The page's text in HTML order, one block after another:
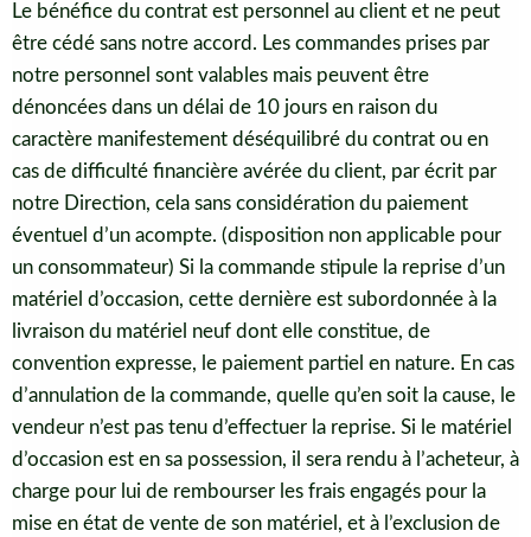
Le bénéfice du contrat est personnel au client et ne peut
être cédé sans notre accord. Les commandes prises par
notre personnel sont valables mais peuvent être
dénoncées dans un délai de 10 jours en raison du
caractère manifestement déséquilibré du contrat ou en
cas de difficulté financière avérée du client, par écrit par
notre Direction, cela sans considération du paiement
éventuel d’un acompte. (disposition non applicable pour
un consommateur) Si la commande stipule la reprise d’un
matériel d’occasion, cette dernière est subordonnée à la
livraison du matériel neuf dont elle constitue, de
convention expresse, le paiement partiel en nature. En cas
d’annulation de la commande, quelle qu’en soit la cause, le
vendeur n’est pas tenu d’effectuer la reprise. Si le matériel
d’occasion est en sa possession, il sera rendu à l’acheteur, à
charge pour lui de rembourser les frais engagés pour la
mise en état de vente de son matériel, et à l’exclusion de